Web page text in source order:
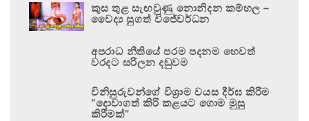
කුස තුළ සැඟවුණු නොනිදන කම්හල –
වෛද්‍ය සුගත් විජේවර්ධන
අපරාධ නීතියේ පරම පදනම හෙවත්
වරදට සරිලන දඬුවම
විනිසුරුවන්ගේ විශ්‍රාම වයස දීර්ඝ කිරීම
“දොවාගත් කිරි කළයට ගොම මුසු
කිරීමක්”